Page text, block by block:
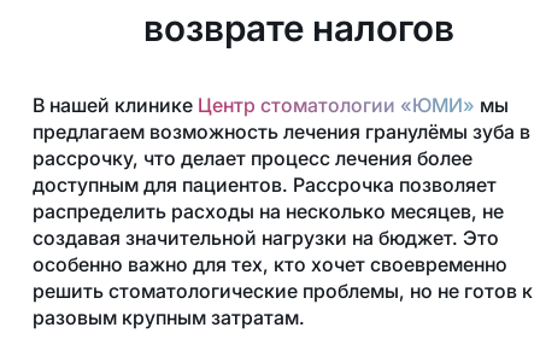
возврате налогов
В нашей клинике Центр стоматологии «ЮМИ» мы
предлагаем возможность лечения гранулёмы зуба в
рассрочку, что делает процесс лечения более
доступным для пациентов. Рассрочка позволяет
распределить расходы на несколько месяцев, не
создавая значительной нагрузки на бюджет. Это
особенно важно для тех, кто хочет своевременно
решить стоматологические проблемы, но не готов к
разовым крупным затратам.